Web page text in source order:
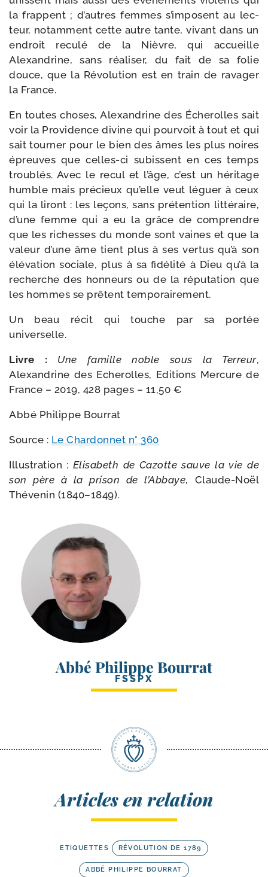
la frappent ; d’autres femmes s’imposent au lec­
teur, notam­ment cette autre tante, vivant dans un
endroit recu­lé de la Nièvre, qui accueille
Alexandrine, sans réa­li­ser, du fait de sa folie
douce, que la Révolution est en train de rava­ger
la France.
En toutes choses, Alexandrine des Écherolles sait
voir la Providence divine qui pour­voit à tout et qui
sait tour­ner pour le bien des âmes les plus noires
épreuves que celles-​ci subissent en ces temps
trou­blés. Avec le recul et l’âge, c’est un héri­tage
humble mais pré­cieux qu’elle veut léguer à ceux
qui la liront : les leçons, sans pré­ten­tion lit­té­raire,
d’une femme qui a eu la grâce de com­prendre
que les richesses du monde sont vaines et que la
valeur d’une âme tient plus à ses ver­tus qu’à son
élé­va­tion sociale, plus à sa fidé­li­té à Dieu qu’à la
recherche des hon­neurs ou de la répu­ta­tion que
les hommes se prêtent temporairement.
Un beau récit qui touche par sa por­tée
universelle.
Livre : Une famille noble sous la Terreur,
Alexandrine des Echerolles, Editions Mercure de
France – 2019, 428 pages – 11,50 €
Abbé Philippe Bourrat
Source : Le Chardonnet n° 360
Illustration : Elisabeth de Cazotte sauve la vie de
son père à la pri­son de l’Abbaye, Claude-​Noël
Thévenin (1840–1849).
Abbé Philippe Bourrat
FSSPX
Articles en relation
ETIQUETTES RÉVOLUTION DE 1789
ABBÉ PHILIPPE BOURRAT